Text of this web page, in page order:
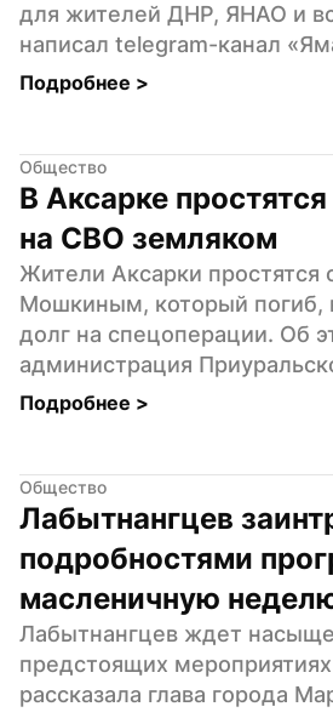
для жителей ДНР, ЯНАО и
написал telegram-канал
Подробнее >
Общество
В Аксарке
на СВО земляком
Жители Аксарки простятся
Мошкиным, который погиб,
долг на спецоперации. Об
администрация
Подробнее >
Общество
Лабытнангцев
подробностями
масленичную
Лабытнангцев ждет
предстоящих
рассказала глава города